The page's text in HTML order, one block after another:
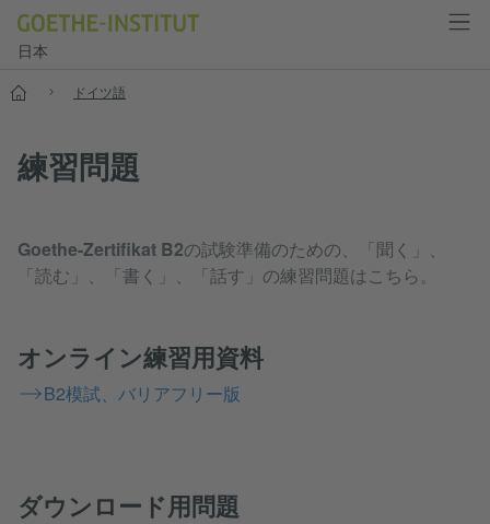
日本
スタート ドイツ語
練習問題
Goethe-Zertifikat B2の試験準備のための、「聞く」、
「読む」、「書く」、「話す」の練習問題はこちら。
オンライン練習用資料
B2模試、バリアフリー版
ダウンロード用問題